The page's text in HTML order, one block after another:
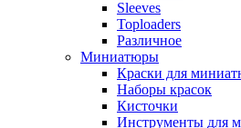
Sleeves
Toploaders
Различное
Миниатюры
Краски для
Наборы красок
Кисточки
Инструменты для